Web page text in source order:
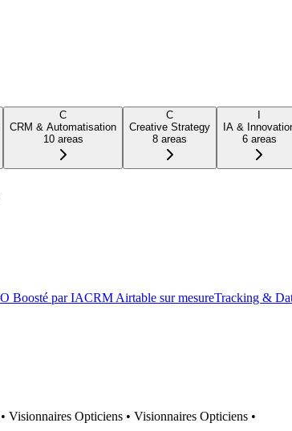
C
CRM & Automatisation
10 areas
C
Creative Strategy
8 areas
IA &
6 areas
Boosté par IACRM Airtable sur mesureTracking &
• Visionnaires Opticiens • Visionnaires Opticiens •